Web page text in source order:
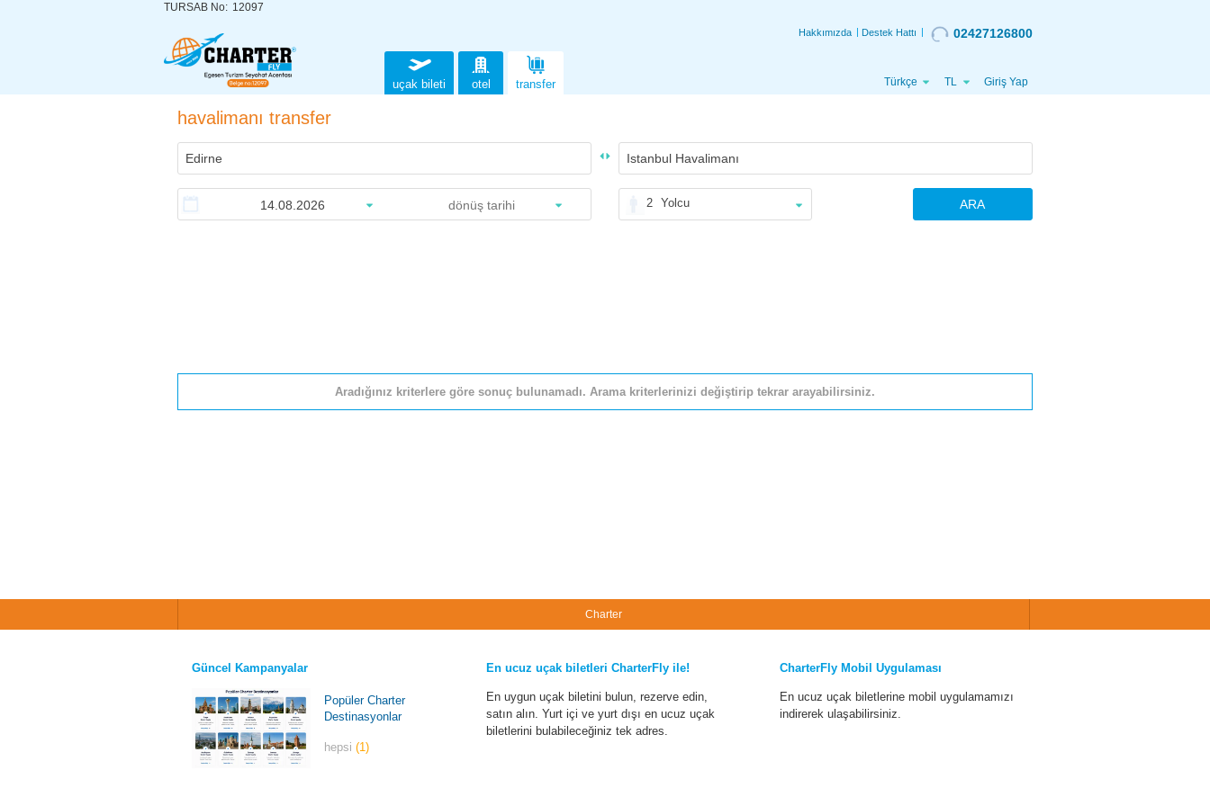
TURSAB No: 12097
Hakkımızda Destek Hattı 02427126800
uçak bileti otel transfer Türkçe TL Giriş Yap
havalimanı transfer
2 Yolcu ARA
Aradığınız kriterlere göre sonuç bulunamadı. Arama kriterlerinizi değiştirip tekrar arayabilirsiniz.
Charter
Güncel Kampanyalar
Popüler Charter
Destinasyonlar
hepsi(1)
En ucuz uçak biletleri CharterFly ile!
En uygun uçak biletini bulun, rezerve edin,
satın alın. Yurt içi ve yurt dışı en ucuz uçak
biletlerini bulabileceğiniz tek adres.
CharterFly Mobil Uygulaması
En ucuz uçak biletlerine mobil uygulamamızı
indirerek ulaşabilirsiniz.